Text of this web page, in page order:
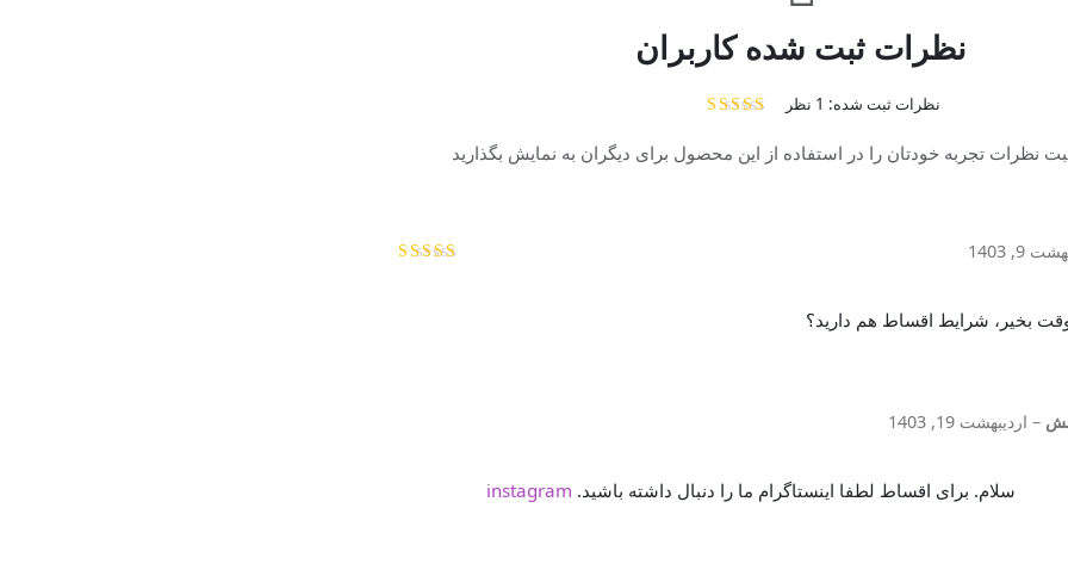
نظرات ثبت شده کاربران
نظرات ثبت شده: 1 نظر
از 5
نظرات تجربه خودتان را در استفاده از این محصول برای دیگران به نمایش بگذارید
9, 1403
بخیر، شرایط اقساط هم دارید؟
– اردیبهشت 19, 1403
سلام. برای اقساط لطفا اینستاگرام ما را دنبال داشته باشید. instagram